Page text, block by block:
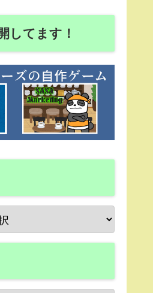
してます！